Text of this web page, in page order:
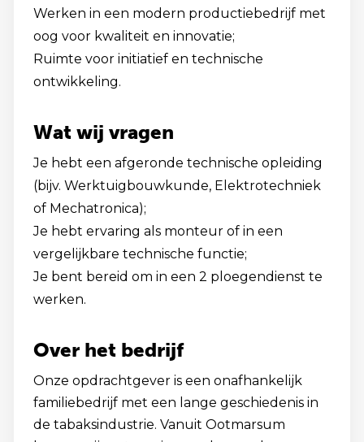
Werken in een modern productiebedrijf met
oog voor kwaliteit en innovatie;
Ruimte voor initiatief en technische
ontwikkeling.
Wat wij vragen
Je hebt een afgeronde technische opleiding
(bijv. Werktuigbouwkunde, Elektrotechniek
of Mechatronica);
Je hebt ervaring als monteur of in een
vergelijkbare technische functie;
Je bent bereid om in een 2 ploegendienst te
werken.
Over het bedrijf
Onze opdrachtgever is een onafhankelijk
familiebedrijf met een lange geschiedenis in
de tabaksindustrie. Vanuit Ootmarsum